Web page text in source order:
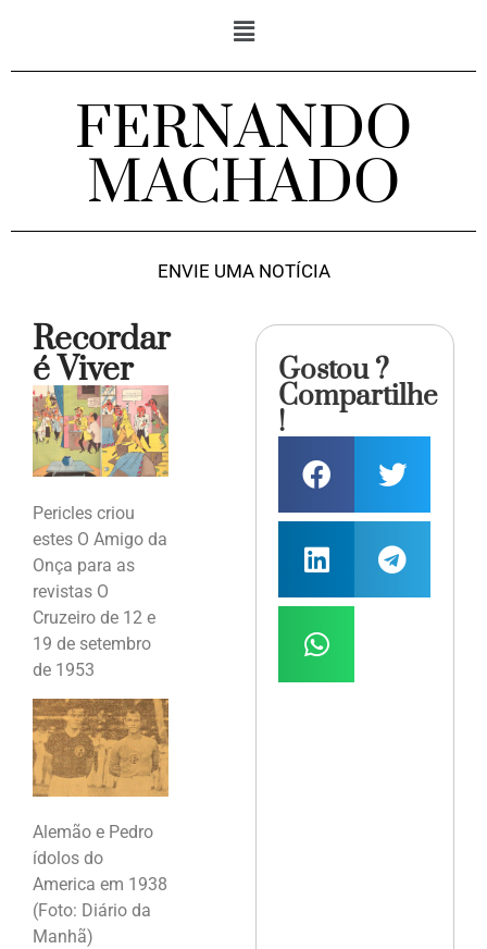
FERNANDO
MACHADO
ENVIE UMA NOTÍCIA
Recordar
é Viver
Pericles criou
estes O Amigo da
Onça para as
revistas O
Cruzeiro de 12 e
19 de setembro
de 1953
Alemão e Pedro
ídolos do
America em 1938
(Foto: Diário da
Manhã)
Gostou ?
Compartilhe
!